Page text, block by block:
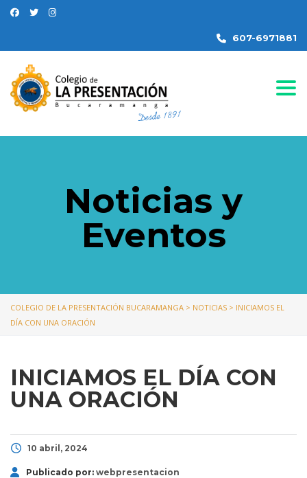
607-6971881
Noticias y
Eventos
COLEGIO DE LA PRESENTACIÓN BUCARAMANGA > NOTICIAS > INICIAMOS EL
DÍA CON UNA ORACIÓN
INICIAMOS EL DÍA CON
UNA ORACIÓN
10 abril, 2024
Publicado por: webpresentacion